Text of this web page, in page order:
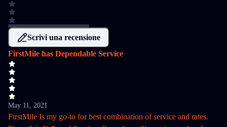
Scrivi una recensione
FirstMile has Dependable Service
May 11, 2021
FirstMile Is my go-to for best combination of service and rates.